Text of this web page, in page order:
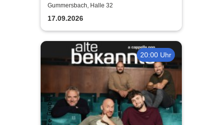
zauberhafte Antiquariat der
Geschichten
Gummersbach, Halle 32
17.09.2026
20:00 Uhr